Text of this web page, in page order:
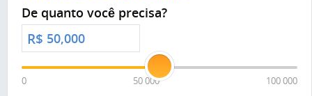
De quanto você precisa?
R$
0 50 000 100 000